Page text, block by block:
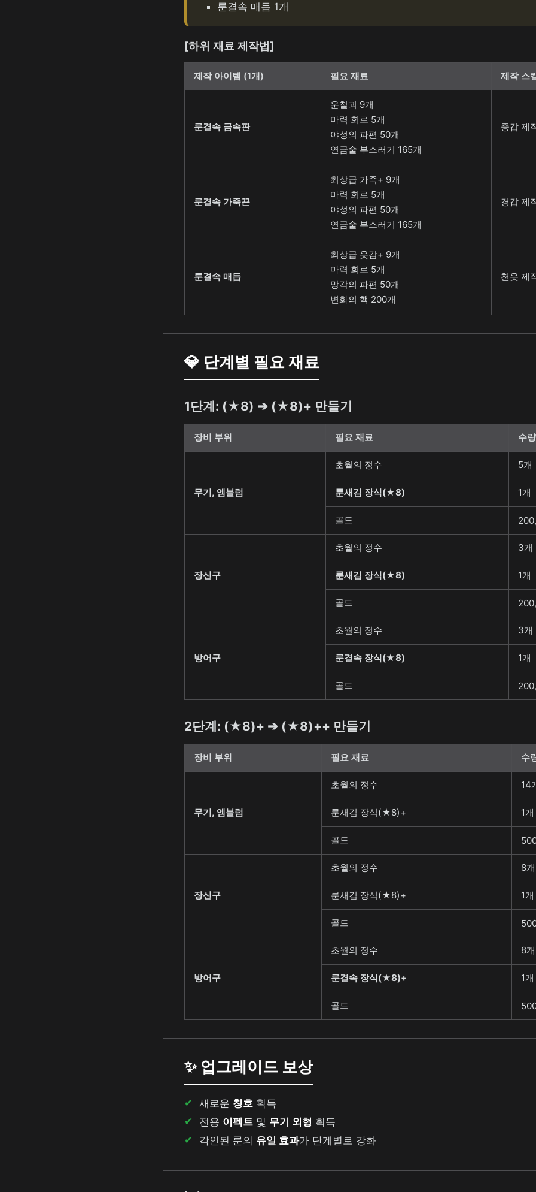
룬결속 매듭 1개
[하위 재료 제작법]
제작 아이템 (1개) 필요 재료 제작 스
룬결속 금속판
운철괴 9개
마력 회로 5개
야성의 파편 50개
연금술 부스러기 165개
중갑 제
룬결속 가죽끈
최상급 가죽+ 9개
마력 회로 5개
야성의 파편 50개
연금술 부스러기 165개
경갑 제
룬결속 매듭
최상급 옷감+ 9개
마력 회로 5개
망각의 파편 50개
변화의 핵 200개
천옷 제
💎 단계별 필요 재료
1단계: (★8) ➔ (★8)+ 만들기
장비 부위 필요 재료 수량
무기, 엠블럼
초월의 정수 5개
룬새김 장식(★8) 1개
골드
장신구
초월의 정수 3개
룬새김 장식(★8) 1개
골드
방어구
초월의 정수 3개
룬결속 장식(★8) 1개
골드
2단계: (★8)+ ➔ (★8)++ 만들기
장비 부위 필요 재료 수
무기, 엠블럼
초월의 정수 14
룬새김 장식(★8)+ 1개
골드
장신구
초월의 정수 8개
룬새김 장식(★8)+ 1개
골드
방어구
초월의 정수 8개
룬결속 장식(★8)+ 1개
골드
✨ 업그레이드 보상
새로운 칭호 획득
전용 이펙트 및 무기 외형 획득
각인된 룬의 유일 효과가 단계별로 강화